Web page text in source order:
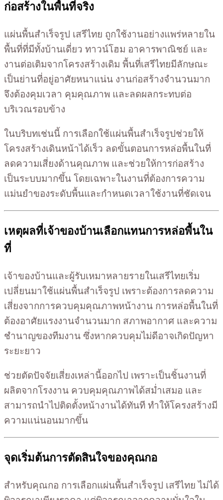
ก่อสร้างในพื้นที่จริง
แผ่นพื้นสำเร็จรูป เสรีไทย ถูกใช้งานอย่างแพร่หลายใน
พื้นที่ที่มีทั้งบ้านเดี่ยว ทาวน์โฮม อาคารพาณิชย์ และ
งานต่อเติมจากโครงสร้างเดิม พื้นที่เสรีไทยมีลักษณะ
เป็นย่านที่อยู่อาศัยหนาแน่น งานก่อสร้างจำนวนมาก
จึงต้องคุมเวลา คุมคุณภาพ และลดผลกระทบต่อ
บริเวณรอบข้าง
ในบริบทเช่นนี้ การเลือกใช้แผ่นพื้นสำเร็จรูปช่วยให้
โครงสร้างเดินหน้าได้เร็ว ลดขั้นตอนการหล่อพื้นในที่
ลดความเสี่ยงด้านคุณภาพ และช่วยให้การก่อสร้าง
เป็นระบบมากขึ้น โดยเฉพาะในงานที่ต้องการความ
แม่นยำของระดับพื้นและกำหนดเวลาใช้งานที่ชัดเจน
เหตุผลที่เจ้าของบ้านเลือกแทนการหล่อพื้นใน
ที่
เจ้าของบ้านและผู้รับเหมาหลายรายในเสรีไทยเริ่ม
เปลี่ยนมาใช้แผ่นพื้นสำเร็จรูป เพราะต้องการลดความ
เสี่ยงจากการควบคุมคุณภาพหน้างาน การหล่อพื้นในที่
ต้องอาศัยแรงงานจำนวนมาก สภาพอากาศ และความ
ชำนาญของทีมงาน ซึ่งหากควบคุมไม่ดีอาจเกิดปัญหา
ระยะยาว
ช่วยตัดปัจจัยเสี่ยงเหล่านี้ออกไป เพราะเป็นชิ้นงานที่
ผลิตจากโรงงาน ควบคุมคุณภาพได้สม่ำเสมอ และ
สามารถนำไปติดตั้งหน้างานได้ทันที ทำให้โครงสร้างมี
ความแน่นอนมากขึ้น
จุดเริ่มต้นการตัดสินใจของคุณกอ
สำหรับคุณกอ การเลือกแผ่นพื้นสำเร็จรูป เสรีไทย ไม่ได้